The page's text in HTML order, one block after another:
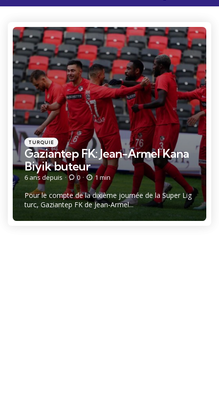
Catégories
Posté
dans
TURQUIE
Gaziantep FK: Jean-Armel Kana
Biyik buteur
6 ans depuis 0 1 min
Pour le compte de la dixième journée de la Super Lig
turc, Gaziantep FK de Jean-Armel...